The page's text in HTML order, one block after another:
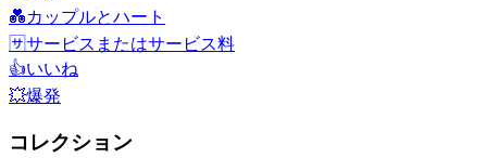
💑カップルとハート
🈂️サービスまたはサービス料
👍いいね
💥爆発
コレクション